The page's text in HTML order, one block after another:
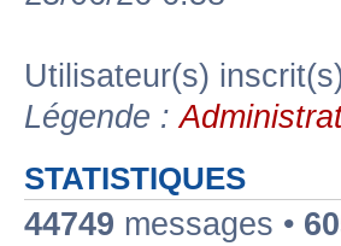
Utilisateur(s)
Légende :
STATISTIQUES
44749 messages •